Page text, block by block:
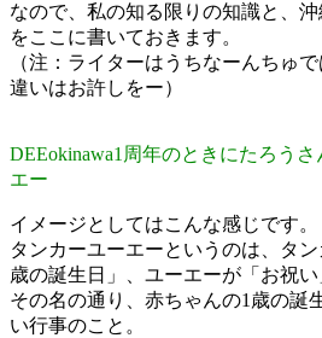
なので、私の知る限りの知識と、
をここに書いておきます。
（注：ライターはうちなーんちゅ
違いはお許しをー）
DEEokinawa1周年のときにたろう
エー
イメージとしてはこんな感じです。
タンカーユーエーというのは、タ
歳の誕生日」、ユーエーが「お祝い
その名の通り、赤ちゃんの1歳の誕
い行事のこと。